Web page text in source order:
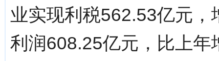
业实现利税562.53亿元
利润608.25亿元，比上